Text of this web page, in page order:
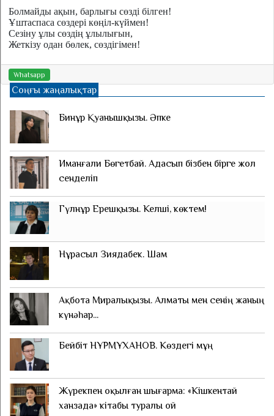
Болмайды ақын, барлығы сөзді білген!
Ұштаспаса сөздері көңіл-күймен!
Сезіну ұлы сөздің ұлылығын,
Жеткізу одан бөлек, сөздігімен!
Whatsapp
Соңғы жаңалықтар
Бинұр Қуанышқызы. Әпке
Иманғали Бөгетбай. Адасып бізбен бірге жол
сенделіп
Гүлнұр Ерешқызы. Келші, көктем!
Нұрасыл Зиядабек. Шам
Ақбота Миралықызы. Алматы мен сенің жаның
күнәһар...
Бейбіт НҰРМҰХАНОВ. Көздегі мұң
Жүрекпен оқылған шығарма: «Кішкентай
ханзада» кітабы туралы ой